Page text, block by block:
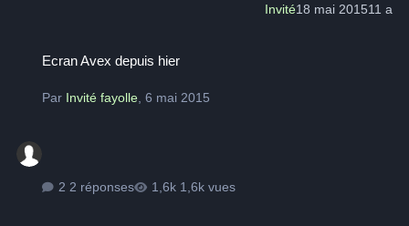
Invité18 mai 201511 a
Ecran Avex depuis hier
Par Invité fayolle ,6 mai 2015
2 réponses 1,6k vues